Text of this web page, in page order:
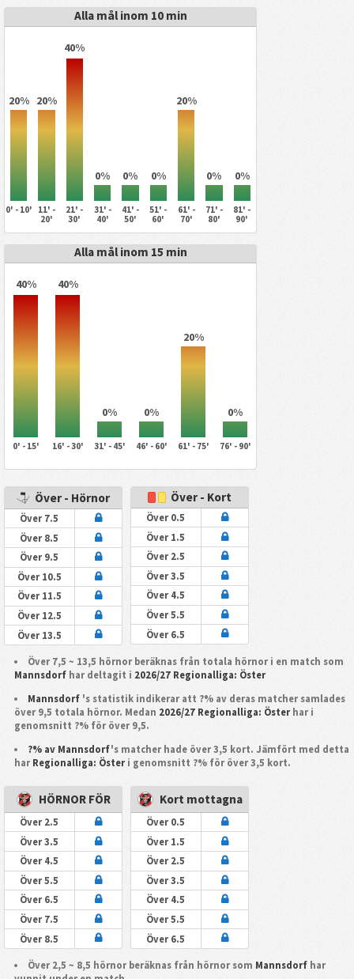
Alla mål inom 10 min
20% 20%
40%
0% 0% 0%
20%
0% 0%
0' - 10'
11' -
20'
21' -
30'
31' -
40'
41' -
50'
51' -
60'
61' -
70'
71' -
80'
81' -
90'
Alla mål inom 15 min
40% 40%
0% 0%
20%
0%
0' - 15' 16' - 30' 31' - 45' 46' - 60' 61' - 75' 76' - 90'
Över - Hörnor
Över 7.5
Över 8.5
Över 9.5
Över 10.5
Över 11.5
Över 12.5
Över 13.5
Över - Kort
Över 0.5
Över 1.5
Över 2.5
Över 3.5
Över 4.5
Över 5.5
Över 6.5
Över 7,5 ~ 13,5 hörnor beräknas från totala hörnor i en match som
Mannsdorf har deltagit i 2026/27 Regionalliga: Öster
Mannsdorf 's statistik indikerar att ?% av deras matcher samlades
över 9,5 totala hörnor. Medan 2026/27 Regionalliga: Österhar i
genomsnitt ?% för över 9,5.
?% av Mannsdorf's matcher hade över 3,5 kort. Jämfört med detta
har Regionalliga: Österi genomsnitt ?% för över 3,5 kort.
HÖRNOR FÖR
Över 2.5
Över 3.5
Över 4.5
Över 5.5
Över 6.5
Över 7.5
Över 8.5
Kort mottagna
Över 0.5
Över 1.5
Över 2.5
Över 3.5
Över 4.5
Över 5.5
Över 6.5
Över 2,5 ~ 8,5 hörnor beräknas från hörnor som Mannsdorf har